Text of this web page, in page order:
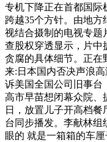
专机下降正在首都国际
跨越35个方针。由地
视结合摄制的电视专题
查股权穿透显示，片中
贪腐的具体细节。正在
来:日本国内否决声浪
诉美国全国公司旧事台
高市早苗想闭幕众院、
日，放置儿子开高档
台同步播发。李献林组
眼的 就是一箱箱的车